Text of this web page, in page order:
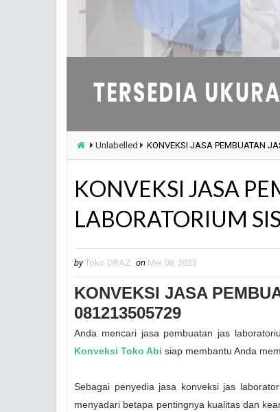
Unlabelled KONVEKSI JASA PEMBUATAN
KONVEKSI JASA
LABORATORIUM
by Toko DRAZ on Mei 08, 2023
KONVEKSI JASA
081213505729
Anda mencari jasa pembuatan jas
Konveksi Toko Abi siap membantu Anda
Sebagai penyedia jasa konveksi jas
menyadari betapa pentingnya kualitas dan